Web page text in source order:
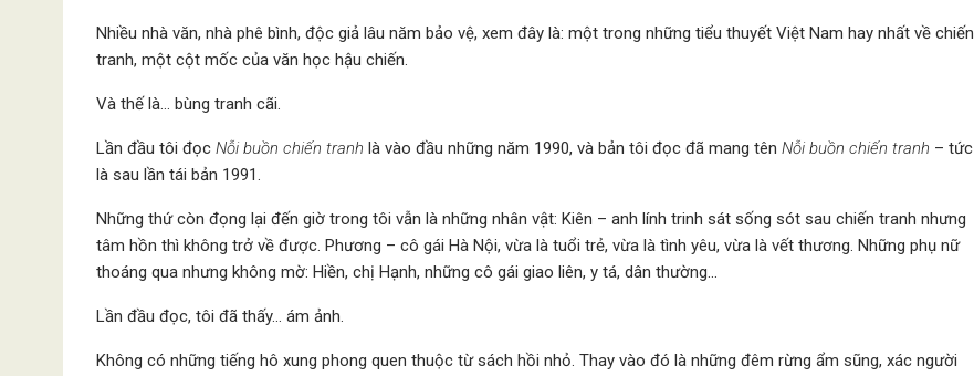
Nhiều nhà văn, nhà phê bình, độc giả lâu năm bảo vệ, xem đây là: một trong những tiểu thuyết Việt Nam hay nhất về chiến
tranh, một cột mốc của văn học hậu chiến.
Và thế là… bùng tranh cãi.
Lần đầu tôi đọc Nỗi buồn chiến tranh là vào đầu những năm 1990, và bản tôi đọc đã mang tên Nỗi buồn chiến tranh – tức
là sau lần tái bản 1991.
Những thứ còn đọng lại đến giờ trong tôi vẫn là những nhân vật: Kiên – anh lính trinh sát sống sót sau chiến tranh nhưng
tâm hồn thì không trở về được. Phương – cô gái Hà Nội, vừa là tuổi trẻ, vừa là tình yêu, vừa là vết thương. Những phụ nữ
thoáng qua nhưng không mờ: Hiền, chị Hạnh, những cô gái giao liên, y tá, dân thường…
Lần đầu đọc, tôi đã thấy… ám ảnh.
Không có những tiếng hô xung phong quen thuộc từ sách hồi nhỏ. Thay vào đó là những đêm rừng ẩm sũng, xác người